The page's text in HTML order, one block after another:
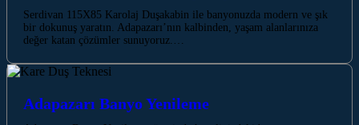
Serdivan 115X85 Karolaj Duşakabin ile banyonuzda modern ve şık
bir dokunuş yaratın. Adapazarı’nın kalbinden, yaşam alanlarınıza
değer katan çözümler sunuyoruz.…
Adapazarı Banyo Yenileme